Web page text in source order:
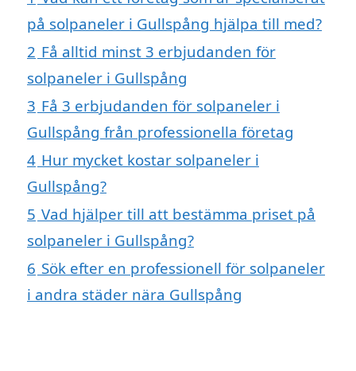
på solpaneler i Gullspång hjälpa till med?
2 Få alltid minst 3 erbjudanden för
solpaneler i Gullspång
3 Få 3 erbjudanden för solpaneler i
Gullspång från professionella företag
4 Hur mycket kostar solpaneler i
Gullspång?
5 Vad hjälper till att bestämma priset på
solpaneler i Gullspång?
6 Sök efter en professionell för solpaneler
i andra städer nära Gullspång